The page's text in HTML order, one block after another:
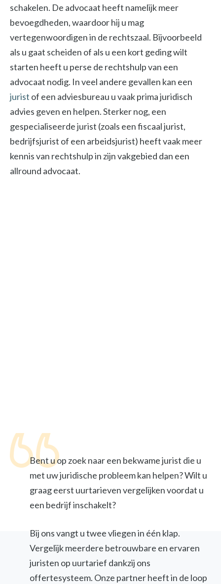
schakelen. De advocaat heeft namelijk meer
bevoegdheden, waardoor hij u mag
vertegenwoordigen in de rechtszaal. Bijvoorbeeld
als u gaat scheiden of als u een kort geding wilt
starten heeft u perse de rechtshulp van een
advocaat nodig. In veel andere gevallen kan een
jurist of een adviesbureau u vaak prima juridisch
advies geven en helpen. Sterker nog, een
gespecialiseerde jurist (zoals een fiscaal jurist,
bedrijfsjurist of een arbeidsjurist) heeft vaak meer
kennis van rechtshulp in zijn vakgebied dan een
allround advocaat.
Bent u op zoek naar een bekwame jurist die u
met uw juridische probleem kan helpen? Wilt u
graag eerst uurtarieven vergelijken voordat u
een bedrijf inschakelt?
Bij ons vangt u twee vliegen in één klap.
Vergelijk meerdere betrouwbare en ervaren
juristen op uurtarief dankzij ons
offertesysteem. Onze partner heeft in de loop